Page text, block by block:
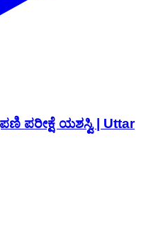
ಪರೀಕ್ಷೆ ಯಶಸ್ವಿ | Uttar